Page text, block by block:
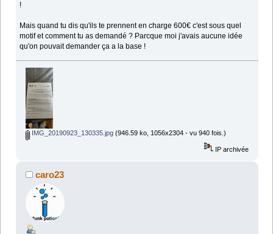
!
Mais quand tu dis qu'ils te prennent en charge 600€ c'est sous quel
motif et comment tu as demandé ? Parcque moi j'avais aucune idée
qu'on pouvait demander ça a la base !
IMG_20190923_130335.jpg(946.59 ko, 1056x2304 - vu 940 fois.)
IP archivée
caro23